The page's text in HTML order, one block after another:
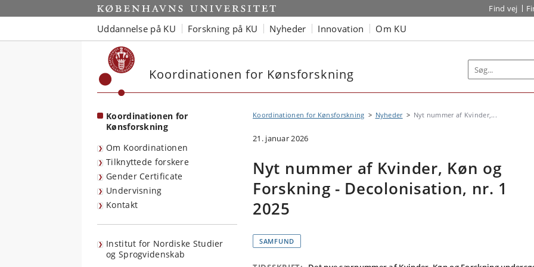
Start Find vej
Uddannelse på KU Forskning på KU Nyheder Innovation Om KU
Koordinationen for Kønsforskning
Koordinationen for
Kønsforskning
Om Koordinationen
Tilknyttede forskere
Gender Certificate
Undervisning
Kontakt
Institut for Nordiske Studier
og Sprogvidenskab
Koordinationen for Kønsforskning Nyheder Nyt nummer af Kvinder,...
21. januar 2026
Nyt nummer af Kvinder, Køn og
Forskning - Decolonisation, nr. 1
2025
SAMFUND